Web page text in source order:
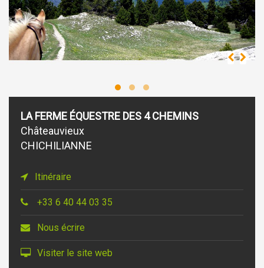
LA FERME ÉQUESTRE DES 4 CHEMINS
Châteauvieux
CHICHILIANNE
Itinéraire
+33 6 40 44 03 35
Nous écrire
Visiter le site web